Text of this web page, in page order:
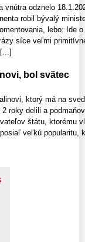
vnútra odznelo
robil bývalý
lebo: Ide
síce veľmi
bol svätec
ktorý má na
roky delili a
štátu, ktorému
veľkú popularitu,